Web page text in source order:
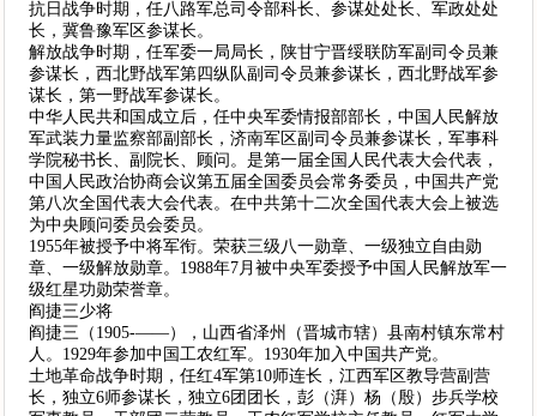
抗日战争时期，任八路军总司令部科长、参谋处处长、军政处处
长，冀鲁豫军区参谋长。
解放战争时期，任军委一局局长，陕甘宁晋绥联防军副司令员兼
参谋长，西北野战军第四纵队副司令员兼参谋长，西北野战军参
谋长，第一野战军参谋长。
中华人民共和国成立后，任中央军委情报部部长，中国人民解放
军武装力量监察部副部长，济南军区副司令员兼参谋长，军事科
学院秘书长、副院长、顾问。是第一届全国人民代表大会代表，
中国人民政治协商会议第五届全国委员会常务委员，中国共产党
第八次全国代表大会代表。在中共第十二次全国代表大会上被选
为中央顾问委员会委员。
1955年被授予中将军衔。荣获三级八一勋章、一级独立自由勋
章、一级解放勋章。1988年7月被中央军委授予中国人民解放军一
级红星功勋荣誉章。
阎捷三少将
阎捷三（1905-——），山西省泽州（晋城市辖）县南村镇东常村
人。1929年参加中国工农红军。1930年加入中国共产党。
土地革命战争时期，任红4军第10师连长，江西军区教导营副营
长，独立6师参谋长，独立6团团长，彭（湃）杨（殷）步兵学校